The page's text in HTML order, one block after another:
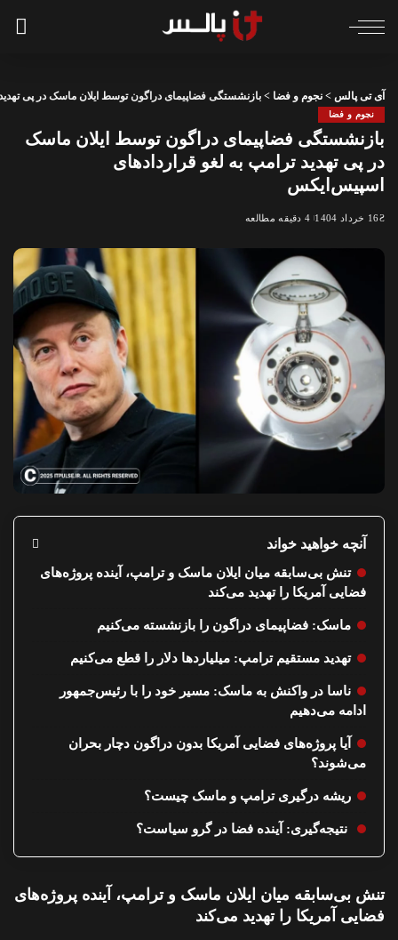
آی تی پالس > نجوم و فضا > بازنشستگی فضاپیمای دراگون توسط ایلان ماسک در پی
نجوم و فضا
بازنشستگی فضاپیمای دراگون توسط ایلان ماسک
در پی تهدید ترامپ به لغو قراردادهای
اسپیس‌ایکس
16 خرداد 1404 4 دقیقه مطالعه
آنچه خواهید خواند
تنش بی‌سابقه میان ایلان ماسک و ترامپ، آینده پروژه‌های
فضایی آمریکا را تهدید می‌کند
ماسک: فضاپیمای دراگون را بازنشسته می‌کنیم
تهدید مستقیم ترامپ: میلیاردها دلار را قطع می‌کنیم
ناسا در واکنش به ماسک: مسیر خود را با رئیس‌جمهور
ادامه می‌دهیم
آیا پروژه‌های فضایی آمریکا بدون دراگون دچار بحران
می‌شوند؟
ریشه درگیری ترامپ و ماسک چیست؟
نتیجه‌گیری: آینده فضا در گرو سیاست؟
تنش بی‌سابقه میان ایلان ماسک و ترامپ، آینده پروژه‌های
فضایی آمریکا را تهدید می‌کند